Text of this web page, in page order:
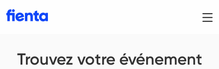
Trouvez votre événement